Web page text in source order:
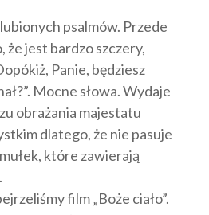
psalmów. Przede
że jest bardzo szczery,
Panie, będziesz
Mocne słowa. Wydaje
obrażania majestatu
dlatego, że nie pasuje
które zawierają
film „Boże ciało”.